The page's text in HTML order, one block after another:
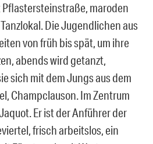
maroden
Die Jugendlichen aus
von früh bis spät, um ihre
abends wird getanzt,
sich mit dem Jungs aus dem
Champclauson. Im Zentrum
Er ist der Anführer der
frisch arbeitslos, ein